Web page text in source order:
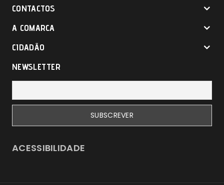
CONTACTOS
A COMARCA
CIDADÃO
NEWSLETTER
ACESSIBILIDADE